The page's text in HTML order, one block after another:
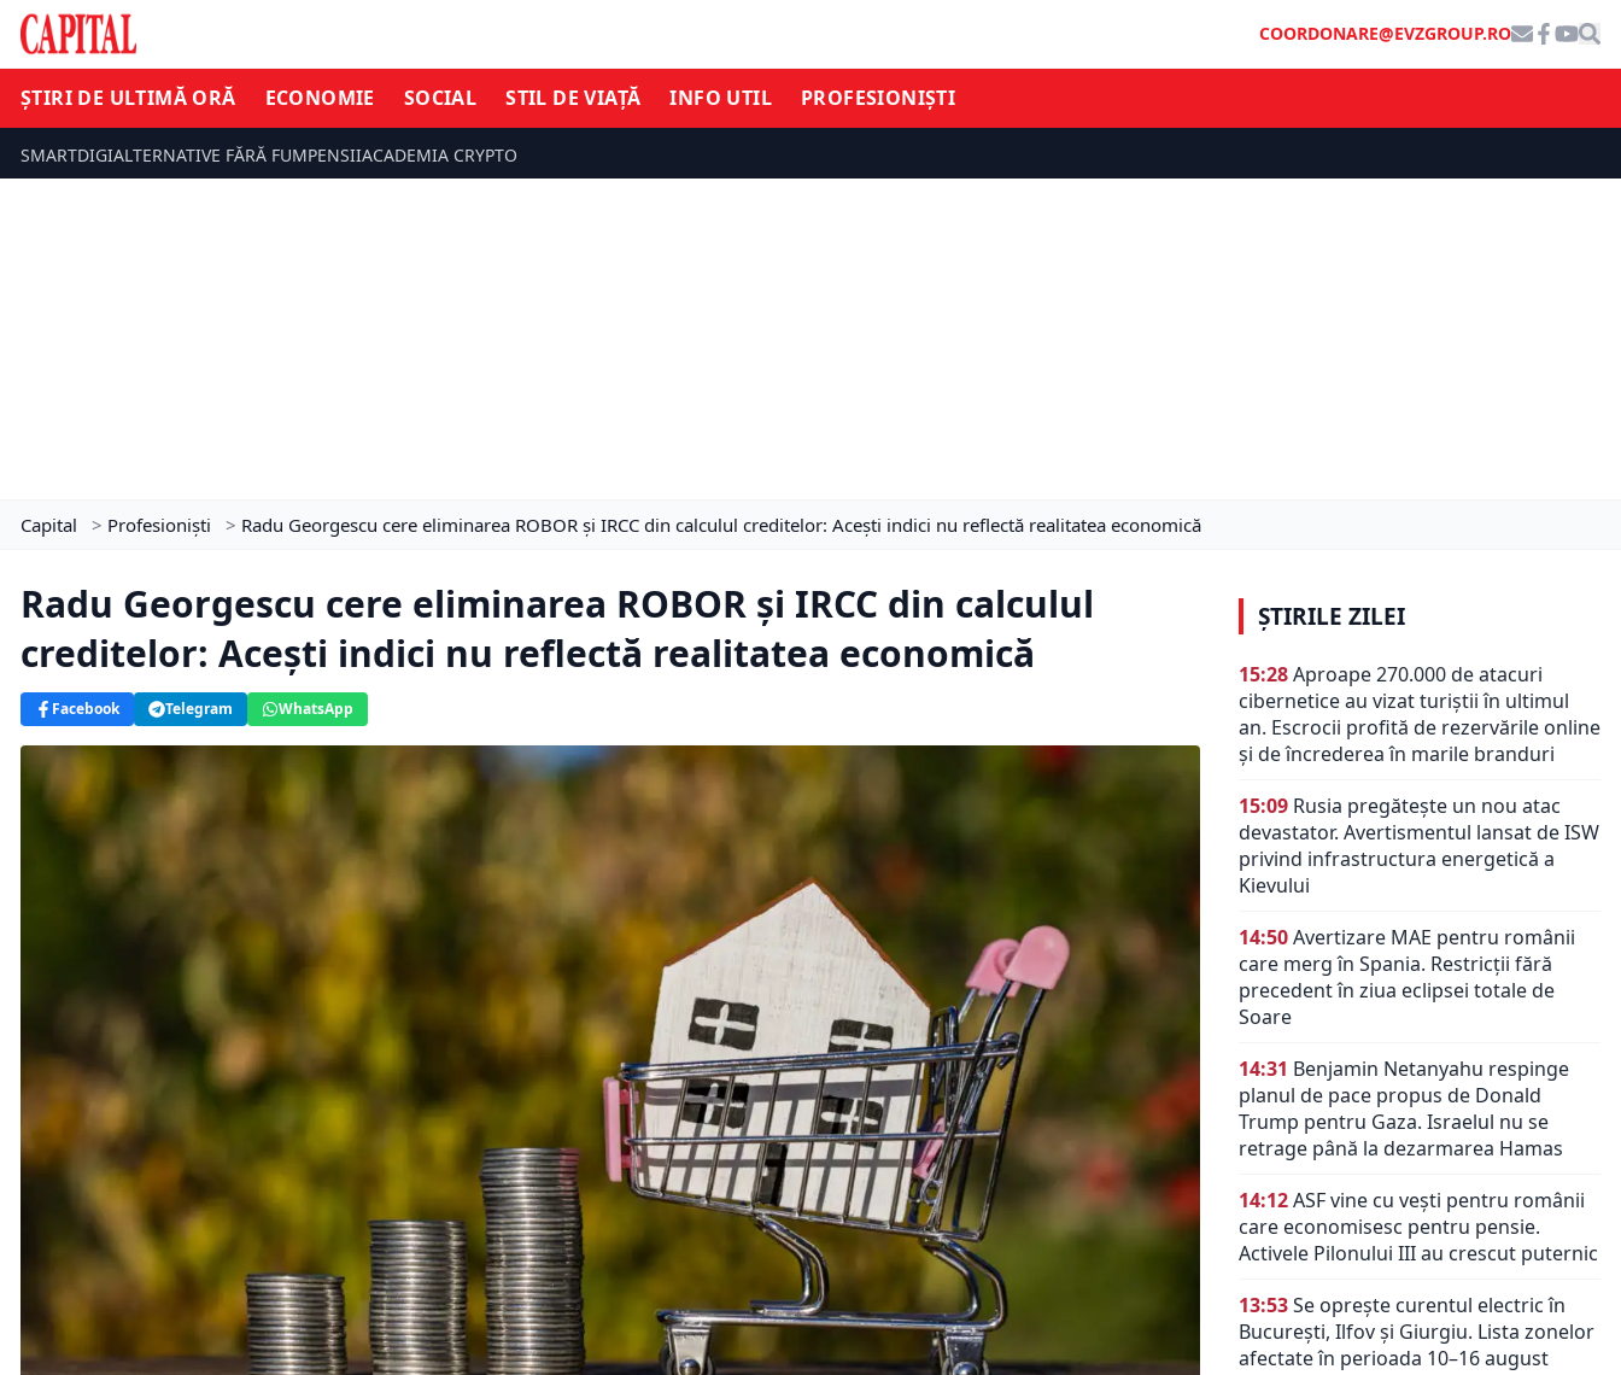
COORDONARE@EVZGROUP.RO
ȘTIRI DE ULTIMĂ ORĂ ECONOMIE SOCIAL STIL DE VIAȚĂ INFO UTIL PROFESIONIȘTI
SMARTDIGIALTERNATIVE FĂRĂ FUMPENSIIACADEMIA CRYPTO
Capital > Profesioniști > Radu Georgescu cere eliminarea ROBOR și IRCC din calculul creditelor: Acești indici nu reflectă realitatea economică
Radu Georgescu cere eliminarea ROBOR și IRCC din calculul
creditelor: Acești indici nu reflectă realitatea economică
Facebook Telegram WhatsApp
ȘTIRILE ZILEI
15:28Aproape 270.000 de atacuri
cibernetice au vizat turiștii în ultimul
an. Escrocii profită de rezervările online
și de încrederea în marile branduri
15:09 Rusia pregătește un nou atac
devastator. Avertismentul lansat de ISW
privind infrastructura energetică a
Kievului
14:50Avertizare MAE pentru românii
care merg în Spania. Restricții fără
precedent în ziua eclipsei totale de
Soare
14:31 Benjamin Netanyahu respinge
planul de pace propus de Donald
Trump pentru Gaza. Israelul nu se
retrage până la dezarmarea Hamas
14:12ASF vine cu vești pentru românii
care economisesc pentru pensie.
Activele Pilonului III au crescut puternic
13:53Se oprește curentul electric în
București, Ilfov și Giurgiu. Lista zonelor
afectate în perioada 10–16 august